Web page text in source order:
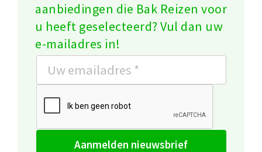
aanbiedingen die Bak Reizen voor
u heeft geselecteerd? Vul dan uw
e-mailadres in!
aanmelden nieuwsbrief